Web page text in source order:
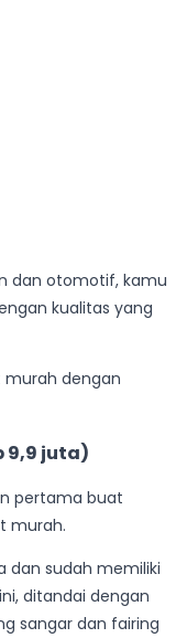
dan otomotif, kamu
kualitas yang
dengan
9,9 juta)
pertama buat
murah.
dan sudah memiliki
ditandai dengan
sangar dan fairing